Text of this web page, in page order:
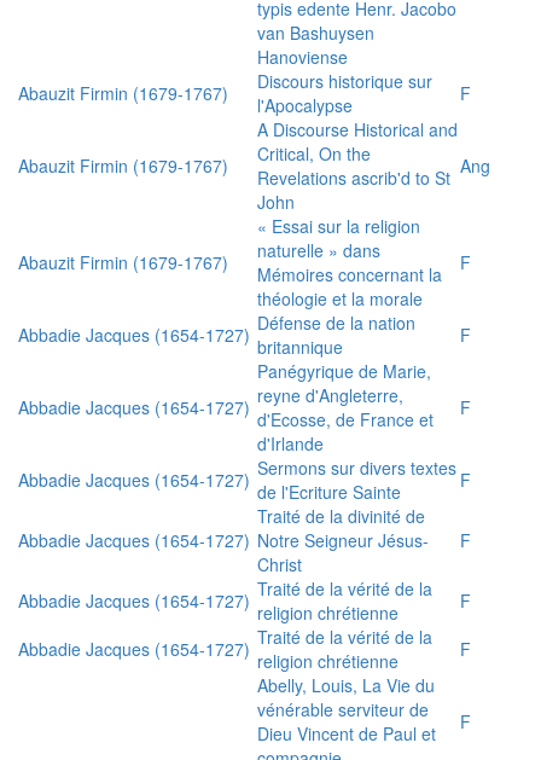
typis edente Henr. Jacobo
van Bashuysen
Hanoviense
Abauzit Firmin (1679-1767)
Discours historique sur
l'Apocalypse
F
Abauzit Firmin (1679-1767)
A Discourse Historical and
Critical, On the
Revelations ascrib'd to St
John
Ang
Abauzit Firmin (1679-1767)
« Essai sur la religion
naturelle » dans
Mémoires concernant la
théologie et la morale
F
Abbadie Jacques (1654-1727) Défense de la nation
britannique
F
Abbadie Jacques (1654-1727)
Panégyrique de Marie,
reyne d'Angleterre,
d'Ecosse, de France et
d'Irlande
F
Abbadie Jacques (1654-1727) Sermons sur divers textes
de l'Ecriture Sainte
F
Abbadie Jacques (1654-1727)
Traité de la divinité de
Notre Seigneur Jésus-
Christ
F
Abbadie Jacques (1654-1727) Traité de la vérité de la
religion chrétienne
F
Abbadie Jacques (1654-1727) Traité de la vérité de la
religion chrétienne
F
Abelly, Louis, La Vie du
vénérable serviteur de
Dieu Vincent de Paul et
F